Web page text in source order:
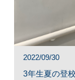
2022/09/30
3年生夏の登